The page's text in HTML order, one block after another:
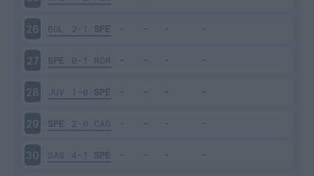
26 BOL 2-1 SPE
27 SPE 0-1 ROM
28 JUV 1-0 SPE
29 SPE 2-0 CAG
30 SAS 4-1 SPE